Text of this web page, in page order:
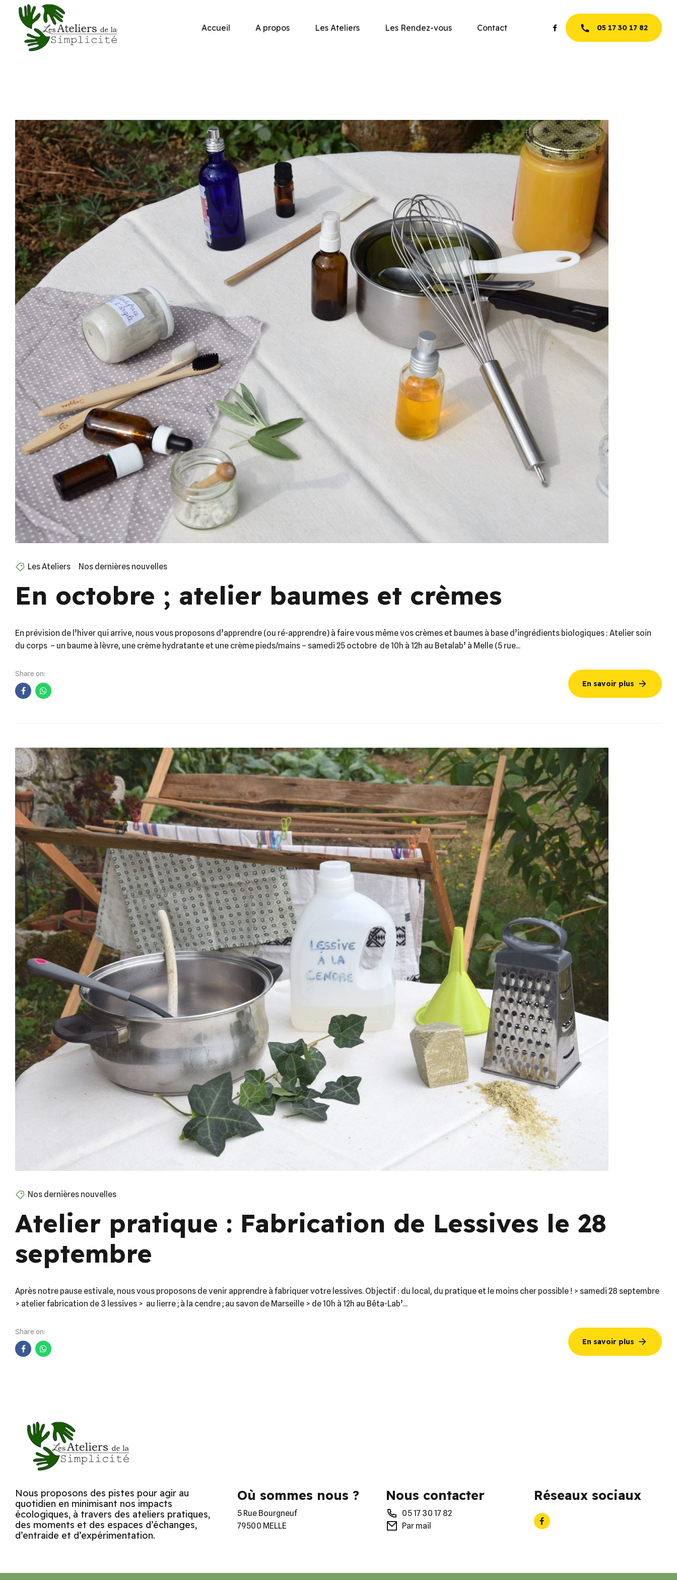
05 17 30 17 82
Accueil A propos Les Ateliers Les Rendez-vous Contact
Les Ateliers Nos dernières nouvelles
En octobre ; atelier baumes et crèmes
En prévision de l’hiver qui arrive, nous vous proposons d’apprendre (ou ré-apprendre) à faire vous même vos crèmes et baumes à base d’ingrédients biologiques : Atelier soin
du corps – un baume à lèvre, une crème hydratante et une crème pieds/mains – samedi 25 octobre de 10h à 12h au Betalab’ à Melle (5 rue...
Share on:
En savoir plus
Nos dernières nouvelles
Atelier pratique : Fabrication de Lessives le 28
septembre
Après notre pause estivale, nous vous proposons de venir apprendre à fabriquer votre lessives. Objectif : du local, du pratique et le moins cher possible ! > samedi 28 septembre
> atelier fabrication de 3 lessives > au lierre ; à la cendre ; au savon de Marseille > de 10h à 12h au Bêta-Lab’...
Share on:
En savoir plus
Nous proposons des pistes pour agir au
quotidien en minimisant nos impacts
écologiques, à travers des ateliers pratiques,
des moments et des espaces d’échanges,
d’entraide et d’expérimentation.
Où sommes nous ?
5 Rue Bourgneuf
79500 MELLE
Nous contacter
05 17 30 17 82
Par mail
Réseaux sociaux